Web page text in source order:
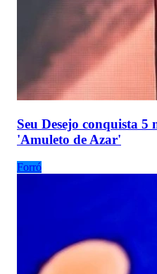
Seu Desejo conquista 5
'Amuleto de Azar'
Forró